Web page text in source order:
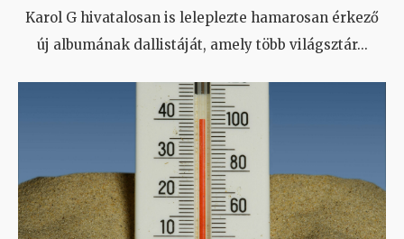
Karol G hivatalosan is leleplezte hamarosan érkező
új albumának dallistáját, amely több világsztár...